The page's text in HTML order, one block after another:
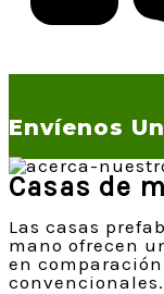
Envíenos
Casas de
Las casas
mano ofrecen
en
convencionales.